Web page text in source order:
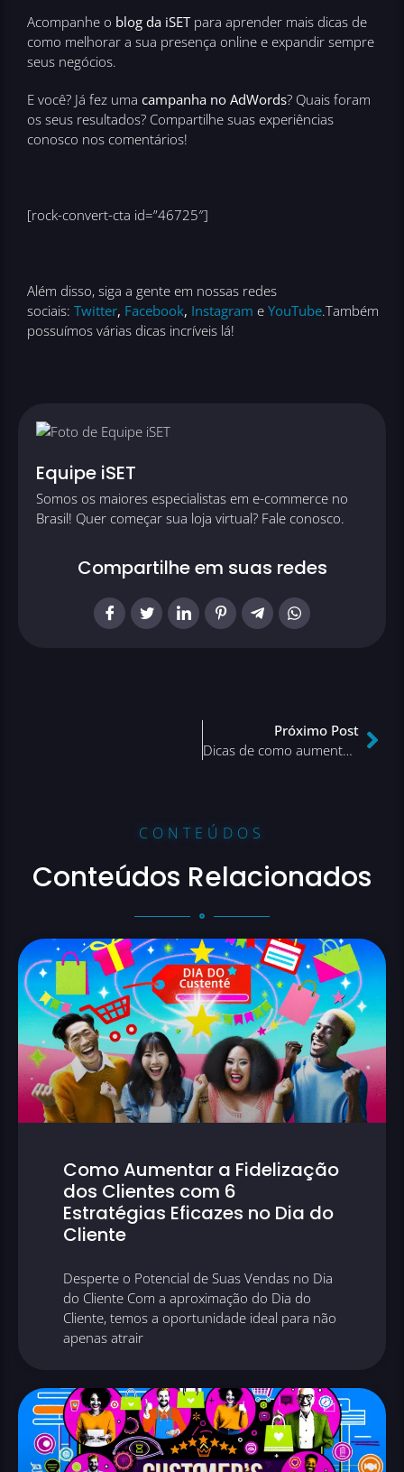
Acompanhe o blog da iSETpara aprender mais dicas de
como melhorar a sua presença online e expandir sempre
seus negócios.
E você? Já fez uma campanha no AdWords? Quais foram
os seus resultados? Compartilhe suas experiências
conosco nos comentários!
[rock-convert-cta id=”46725″]
Além disso, siga a gente em nossas redes
sociais: Twitter, Facebook, Instagram e YouTube.Também
possuímos várias dicas incríveis lá!
Equipe iSET
Somos os maiores especialistas em e-commerce no
Brasil! Quer começar sua loja virtual? Fale conosco.
Compartilhe em suas redes
Próximo Post
Dicas de como aumentar as suas vendas na internet
CONTEÚDOS
Conteúdos Relacionados
Como Aumentar a Fidelização
dos Clientes com 6
Estratégias Eficazes no Dia do
Cliente
Desperte o Potencial de Suas Vendas no Dia
do Cliente Com a aproximação do Dia do
Cliente, temos a oportunidade ideal para não
apenas atrair